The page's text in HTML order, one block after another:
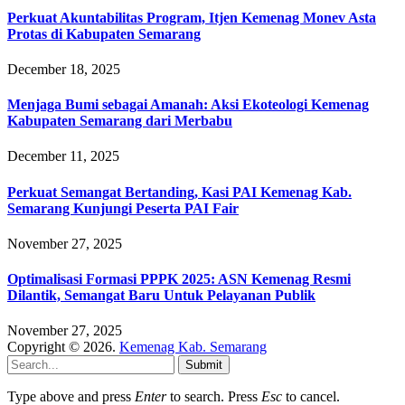
Perkuat Akuntabilitas Program, Itjen Kemenag Monev Asta
Protas di Kabupaten Semarang
December 18, 2025
Menjaga Bumi sebagai Amanah: Aksi Ekoteologi Kemenag
Kabupaten Semarang dari Merbabu
December 11, 2025
Perkuat Semangat Bertanding, Kasi PAI Kemenag Kab.
Semarang Kunjungi Peserta PAI Fair
November 27, 2025
Optimalisasi Formasi PPPK 2025: ASN Kemenag Resmi
Dilantik, Semangat Baru Untuk Pelayanan Publik
November 27, 2025
Copyright © 2026. Kemenag Kab. Semarang
Submit
Type above and press Enterto search. Press Esc to cancel.